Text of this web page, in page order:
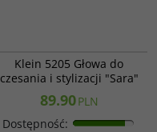
Klein 5205 Głowa do
czesania i stylizacji "Sara"
89.90PLN
Dostępność: